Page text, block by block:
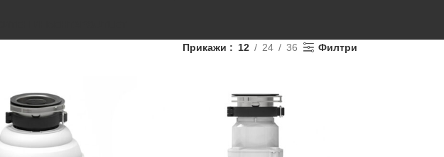
Прикажи 12 24 36 Филтри